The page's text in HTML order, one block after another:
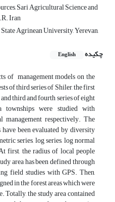
Sari Agricultural Science and
Iran
Agrinean University, Yerevan,
چکیده
English
of management models on the
of third series of Shiler, the first
third and fourth series of eight
were studied with
respectively. The
been evaluated by diversity
series, log series, log normal
first, the radius of local people
area has been defined through
field studies with GPS. Then,
in the forest areas which were
the study area contained